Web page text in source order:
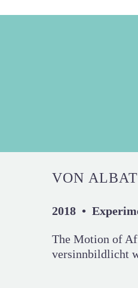
VON
2018 •
The Motion of
versinnbildlicht